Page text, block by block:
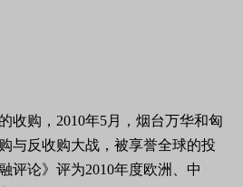
购，2010年5月，烟台万华和匈
与反收购大战，被享誉全球的投
评论》评为2010年度欧洲、中